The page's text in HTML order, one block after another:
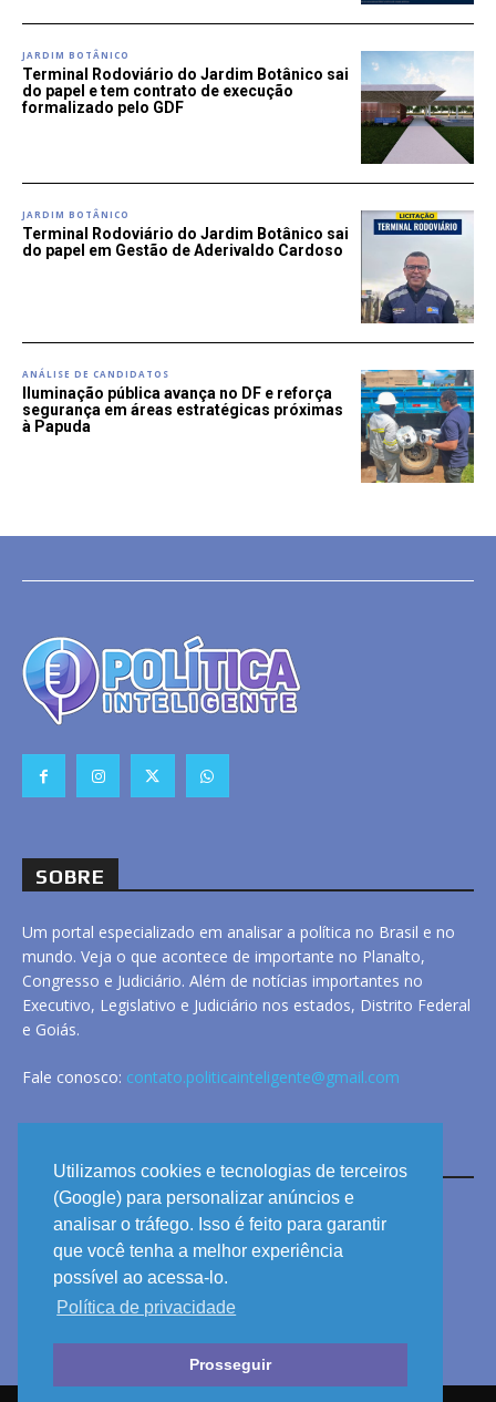
Utilizamos cookies e tecnologias de terceiros
(Google) para personalizar anúncios e
analisar o tráfego. Isso é feito para garantir
que você tenha a melhor experiência
possível ao acessa-lo.
Política de privacidade
Prosseguir
JARDIM BOTÂNICO
Terminal Rodoviário do Jardim Botânico sai
do papel e tem contrato de execução
formalizado pelo GDF
JARDIM BOTÂNICO
Terminal Rodoviário do Jardim Botânico sai
do papel em Gestão de Aderivaldo Cardoso
ANÁLISE DE CANDIDATOS
Iluminação pública avança no DF e reforça
segurança em áreas estratégicas próximas
à Papuda
SOBRE
Um portal especializado em analisar a política no Brasil e no
mundo. Veja o que acontece de importante no Planalto,
Congresso e Judiciário. Além de notícias importantes no
Executivo, Legislativo e Judiciário nos estados, Distrito Federal
e Goiás.
Fale conosco: contato.politicainteligente@gmail.com
LINKS
ANUNCIE
PRIVACIDADE
CONTATO